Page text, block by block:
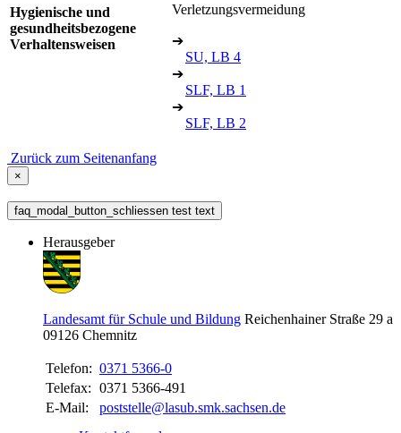
Hygienische und
gesundheitsbezogene
Verhaltensweisen
Verletzungsvermeidung
➔
SU, LB 4
➔
SLF, LB 1
➔
SLF, LB 2
Zurück zum Seitenanfang
×
faq_modal_button_schliessen test text
Herausgeber
Landesamt für Schule und Bildung Reichenhainer Straße 29 a
09126 Chemnitz
Telefon: 0371 5366-0
Telefax: 0371 5366-491
E-Mail:
poststelle@lasub.smk.sachsen.de